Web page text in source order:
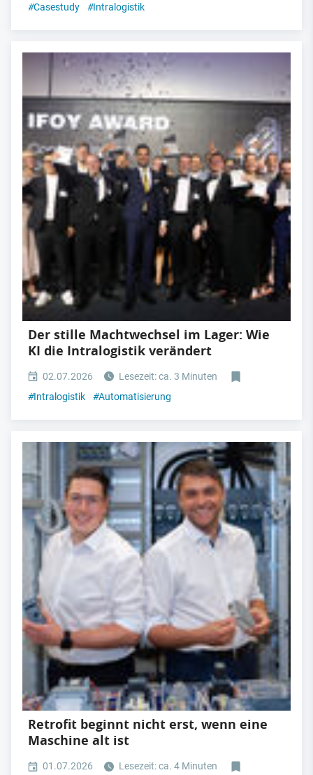
#Casestudy #Intralogistik
Der stille Machtwechsel im Lager: Wie
KI die Intralogistik verändert
02.07.2026
Lesezeit: ca. 3 Minuten
#Intralogistik #Automatisierung
Retrofit beginnt nicht erst, wenn eine
Maschine alt ist
01.07.2026 Lesezeit: ca. 4 Minuten